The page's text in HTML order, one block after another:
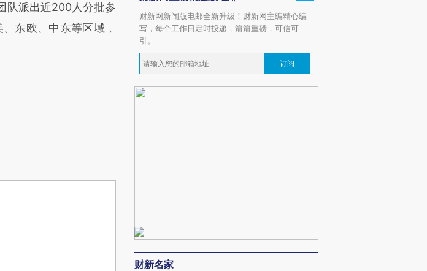
队派出近200人分批参
东欧、中东等区域，
财新网新闻版电邮全新升级！财新网主编精心编
写，每个工作日定时投递，篇篇重磅，可信可
引。
订阅
财新名家